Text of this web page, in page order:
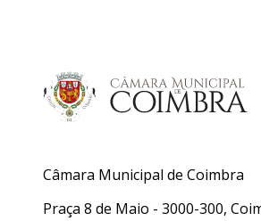
Câmara Municipal de Coimbra
Praça 8 de Maio - 3000-300,